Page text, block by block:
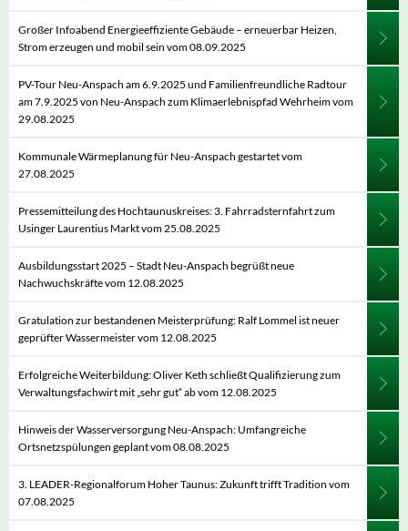
Großer Infoabend Energieeffiziente Gebäude – erneuerbar Heizen,
Strom erzeugen und mobil sein vom 08.09.2025
PV-Tour Neu-Anspach am 6.9.2025 und Familienfreundliche Radtour
am 7.9.2025 von Neu-Anspach zum Klimaerlebnispfad Wehrheim vom
29.08.2025
Kommunale Wärmeplanung für Neu-Anspach gestartet vom
27.08.2025
Pressemitteilung des Hochtaunuskreises: 3. Fahrradsternfahrt zum
Usinger Laurentius Markt vom 25.08.2025
Ausbildungsstart 2025 – Stadt Neu-Anspach begrüßt neue
Nachwuchskräfte vom 12.08.2025
Gratulation zur bestandenen Meisterprüfung: Ralf Lommel ist neuer
geprüfter Wassermeister vom 12.08.2025
Erfolgreiche Weiterbildung: Oliver Keth schließt Qualifizierung zum
Verwaltungsfachwirt mit „sehr gut“ ab vom 12.08.2025
Hinweis der Wasserversorgung Neu-Anspach: Umfangreiche
Ortsnetzspülungen geplant vom 08.08.2025
3. LEADER-Regionalforum Hoher Taunus: Zukunft trifft Tradition vom
07.08.2025